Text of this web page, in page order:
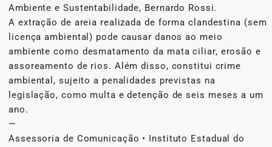
Ambiente e Sustentabilidade, Bernardo Rossi.
A extração de areia realizada de forma clandestina (sem
licença ambiental) pode causar danos ao meio
ambiente como desmatamento da mata ciliar, erosão e
assoreamento de rios. Além disso, constitui crime
ambiental, sujeito a penalidades previstas na
legislação, como multa e detenção de seis meses a um
ano.
—
Assessoria de Comunicação • Instituto Estadual do